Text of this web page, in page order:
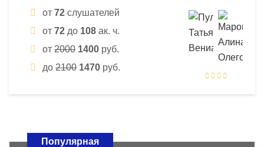
от 72 слушателей
от 72 до 108 ак. ч.
от 2000 1400 руб.
до 2100 1470 руб.
Популярная